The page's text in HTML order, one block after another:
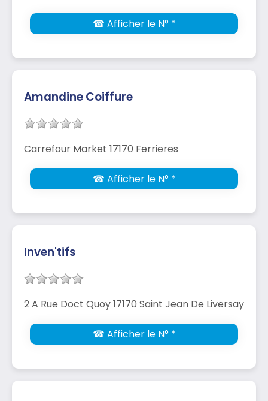
☎ Afficher le N° *
Amandine Coiffure
Carrefour Market 17170 Ferrieres
☎ Afficher le N° *
Inven'tifs
2 A Rue Doct Quoy 17170 Saint Jean De Liversay
☎ Afficher le N° *